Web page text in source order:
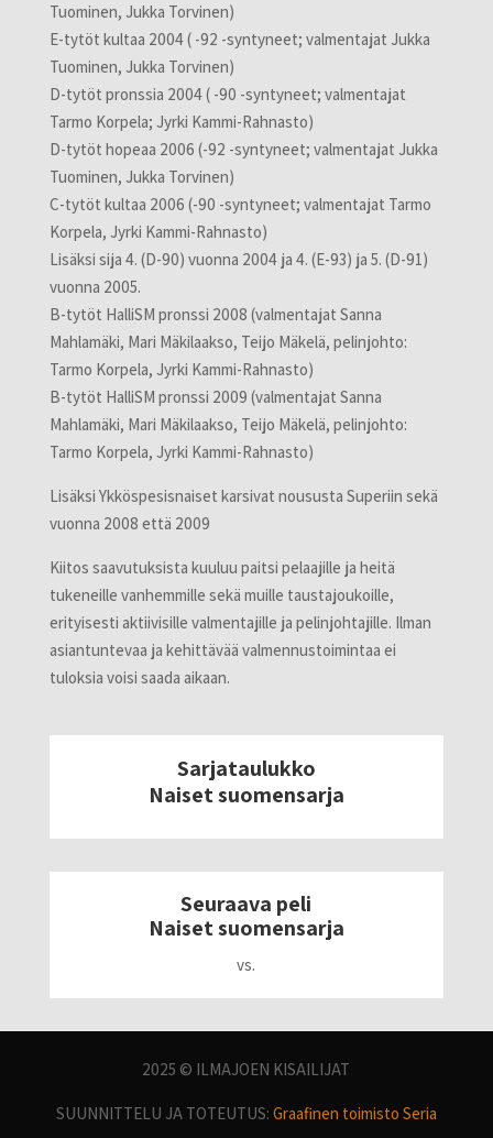
Tuominen, Jukka Torvinen)
E-tytöt kultaa 2004 ( -92 -syntyneet; valmentajat Jukka
Tuominen, Jukka Torvinen)
D-tytöt pronssia 2004 ( -90 -syntyneet; valmentajat
Tarmo Korpela; Jyrki Kammi-Rahnasto)
D-tytöt hopeaa 2006 (-92 -syntyneet; valmentajat Jukka
Tuominen, Jukka Torvinen)
C-tytöt kultaa 2006 (-90 -syntyneet; valmentajat Tarmo
Korpela, Jyrki Kammi-Rahnasto)
Lisäksi sija 4. (D-90) vuonna 2004 ja 4. (E-93) ja 5. (D-91)
vuonna 2005.
B-tytöt HalliSM pronssi 2008 (valmentajat Sanna
Mahlamäki, Mari Mäkilaakso, Teijo Mäkelä, pelinjohto:
Tarmo Korpela, Jyrki Kammi-Rahnasto)
B-tytöt HalliSM pronssi 2009 (valmentajat Sanna
Mahlamäki, Mari Mäkilaakso, Teijo Mäkelä, pelinjohto:
Tarmo Korpela, Jyrki Kammi-Rahnasto)
Lisäksi Ykköspesisnaiset karsivat noususta Superiin sekä
vuonna 2008 että 2009
Kiitos saavutuksista kuuluu paitsi pelaajille ja heitä
tukeneille vanhemmille sekä muille taustajoukoille,
erityisesti aktiivisille valmentajille ja pelinjohtajille. Ilman
asiantuntevaa ja kehittävää valmennustoimintaa ei
tuloksia voisi saada aikaan.
Sarjataulukko
Naiset suomensarja
Seuraava peli
Naiset suomensarja
vs.
2025 © ILMAJOEN KISAILIJAT
SUUNNITTELU JA TOTEUTUS: Graafinen toimisto Seria